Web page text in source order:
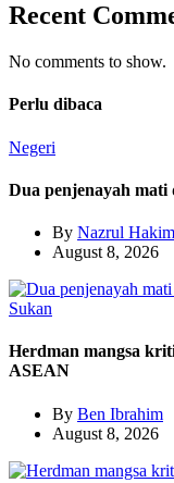
Recent
No comments to show.
Perlu dibaca
Negeri
Dua penjenayah mati
By Nazrul
August 8, 2026
Sukan
Herdman mangsa
ASEAN
By Ben Ibrahim
August 8, 2026